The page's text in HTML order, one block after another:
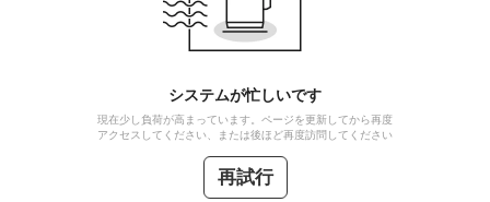
システムが忙しいです
現在少し負荷が高まっています。ページを更新してから再度
アクセスしてください、または後ほど再度訪問してください
再試行